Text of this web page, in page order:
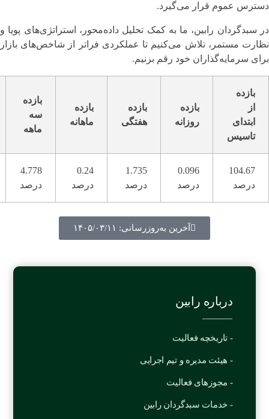
دسترس عموم قرار می‌گیرد.
در سبدگردان رابین، ما به کمک تحلیل داده‌محور، استراتژی‌های پویا و
نظارت مستمر، تلاش می‌کنیم تا عملکردی فراتر از شاخص‌های بازار
برای سرمایه‌گذاران خود رقم بزنیم.
بازده
از
ابتدای
تاسیس
بازده
روزانه
بازده
هفتگی
بازده
ماهانه
بازده
سه
ماهه
104.67
درصد
0.096
درصد
1.735
درصد
0.24
درصد
4.778
درصد
آخرین به‌روزرسانی: ۱۴۰۵/۰۳/۱۱
درباره رابین
- تاریخچه فعالیت
- هیئت مدیره و تیم اجرایی
- مجوزهای فعالیت
- خدمات سبدگردان رابین